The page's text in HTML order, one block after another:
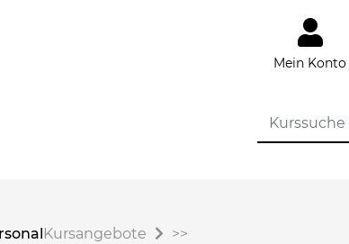
Mein Konto
Kursangebote >>